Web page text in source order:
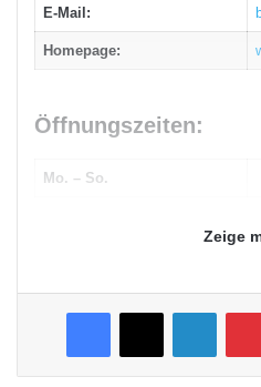
E-Mail:
Homepage:
Öffnungszeiten:
Mo. – So.
Zeige
FacebookX